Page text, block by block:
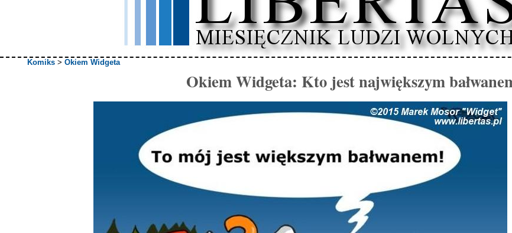
Komiks> Okiem Widgeta
Okiem Widgeta: Kto jest największym